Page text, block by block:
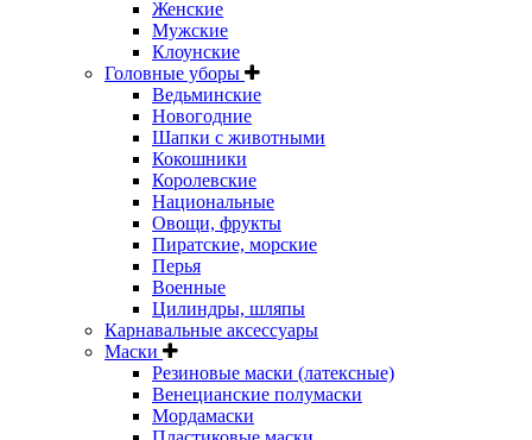
Женские
Мужские
Клоунские
Головные уборы
Ведьминские
Новогодние
Шапки с животными
Кокошники
Королевские
Национальные
Овощи, фрукты
Пиратские, морские
Перья
Военные
Цилиндры, шляпы
Карнавальные аксессуары
Маски
Резиновые маски (латексные)
Венецианские полумаски
Мордамаски